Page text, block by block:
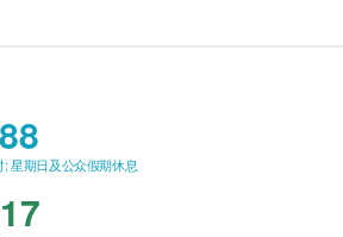
空腹血糖需安排在上午9:00-10:00
星期日及公众假期休息